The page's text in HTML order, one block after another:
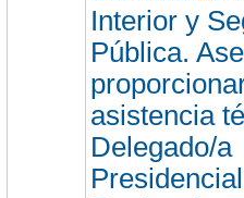
Interior y
Pública.
asistencia
Delegado/a
Presidencial